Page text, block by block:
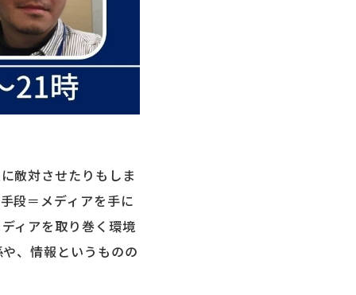
敵対させたりもしま
段＝メディアを手に
ィアを取り巻く環境
、情報というものの